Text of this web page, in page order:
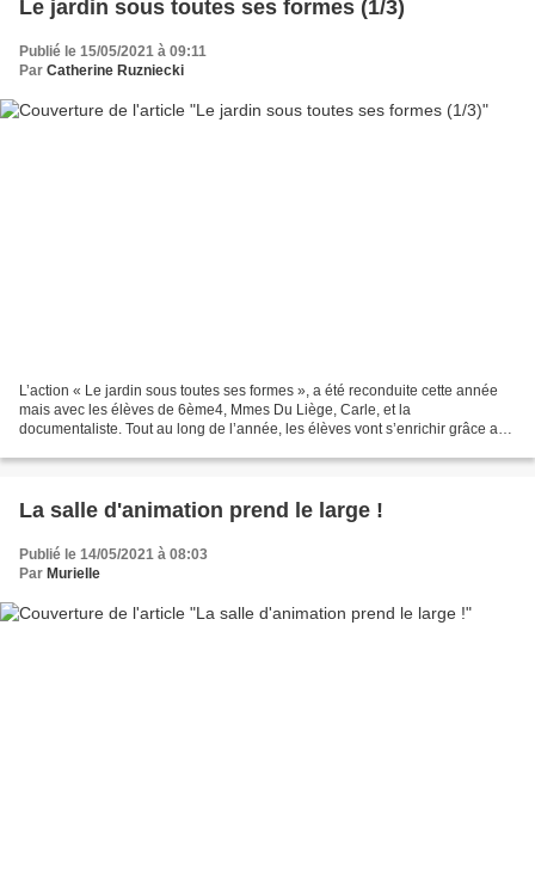
Le jardin sous toutes ses formes (1/3)
Publié le 15/05/2021 à 09:11
Par Catherine Ruzniecki
L’action « Le jardin sous toutes ses formes », a été reconduite cette année
mais avec les élèves de 6ème4, Mmes Du Liège, Carle, et la
documentaliste. Tout au long de l’année, les élèves vont s’enrichir grâce aux
La salle d'animation prend le large !
Publié le 14/05/2021 à 08:03
Par Murielle